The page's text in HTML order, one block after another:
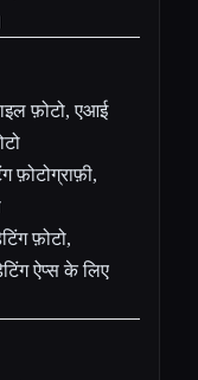
फ़ोटो, एआई
फ़ोटोग्राफ़ी,
फ़ोटो,
ऐप्स के लिए